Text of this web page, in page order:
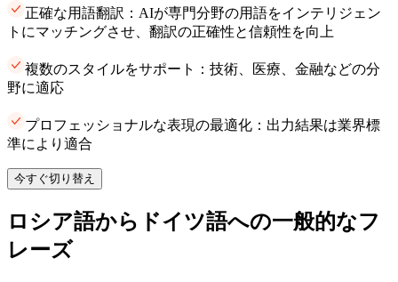
正確な用語翻訳：AIが専門分野の用語をインテリジェン
トにマッチングさせ、翻訳の正確性と信頼性を向上
複数のスタイルをサポート：技術、医療、金融などの分
野に適応
プロフェッショナルな表現の最適化：出力結果は業界標
準により適合
今すぐ切り替え
ロシア語からドイツ語への一般的なフ
レーズ